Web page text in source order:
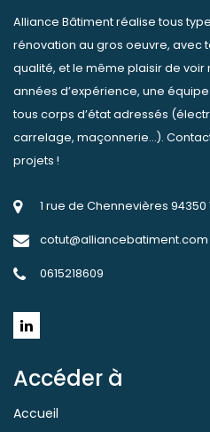
Alliance Bâtiment réalise tous
rénovation au gros oeuvre, avec
qualité, et le même plaisir de voir
années d’expérience, une
tous corps d’état adressés
carrelage, maçonnerie…).
projets !
1 rue de Chennevières 94350
cotut@alliancebatiment.com
0615218609
Accéder à
Accueil